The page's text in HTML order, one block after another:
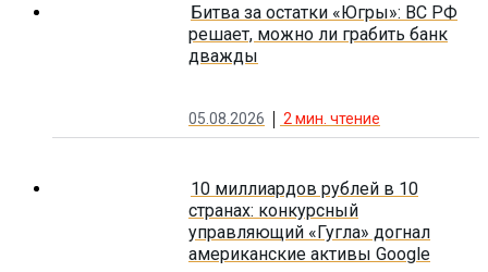
Битва за остатки «Югры»: ВС РФ
решает, можно ли грабить банк
дважды
05.08.2026 2 мин. чтение
10 миллиардов рублей в 10
странах: конкурсный
управляющий «Гугла» догнал
американские активы Google